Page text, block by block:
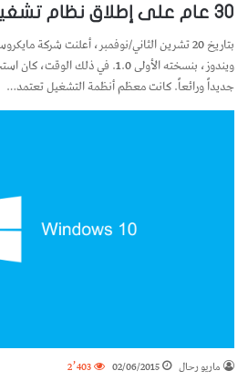
30 عام على إطلاق نظام تشغيل ويندوز
بتاريخ 20 تشرين الثاني/نوفمبر، أعلنت شركة
ويندوز، بنسخته الأولى 1.0. في ذلك
جديداً ورائعاً. كانت معظم أنظمة التشغيل تعتمد…
ماريو رحال 02/06/2015
2٬403